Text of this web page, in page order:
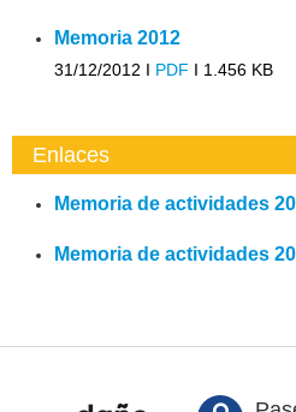
Memoria 2012
31/12/2012 I PDF I 1.456 KB
Enlaces
Memoria de actividades
Memoria de actividades